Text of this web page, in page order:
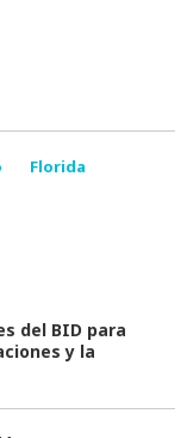
Florida
del BID para
y la